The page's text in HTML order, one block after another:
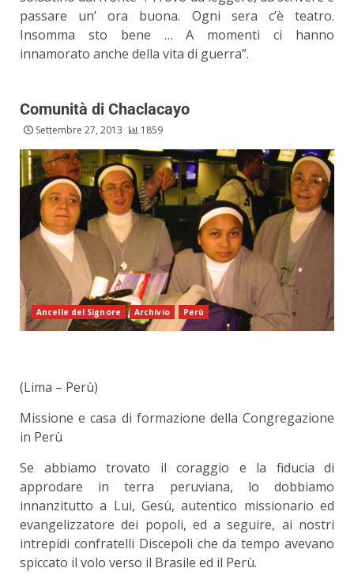
passare un’ ora buona. Ogni sera c’è teatro.
Insomma sto bene … A momenti ci hanno
innamorato anche della vita di guerra”.
Comunità di Chaclacayo
Settembre 27, 2013 1859
Ancelle del Signore Archivio Perù
(Lima – Perù)
Missione e casa di formazione della Congregazione
in Perù
Se abbiamo trovato il coraggio e la fiducia di
approdare in terra peruviana, lo dobbiamo
innanzitutto a Lui, Gesù, autentico missionario ed
evangelizzatore dei popoli, ed a seguire, ai nostri
intrepidi confratelli Discepoli che da tempo avevano
spiccato il volo verso il Brasile ed il Perù.